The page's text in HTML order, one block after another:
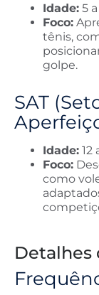
Idade: 5
Foco:
tênis,
golpe.
SAT
Idade: 12
Foco:
como
Detalhes